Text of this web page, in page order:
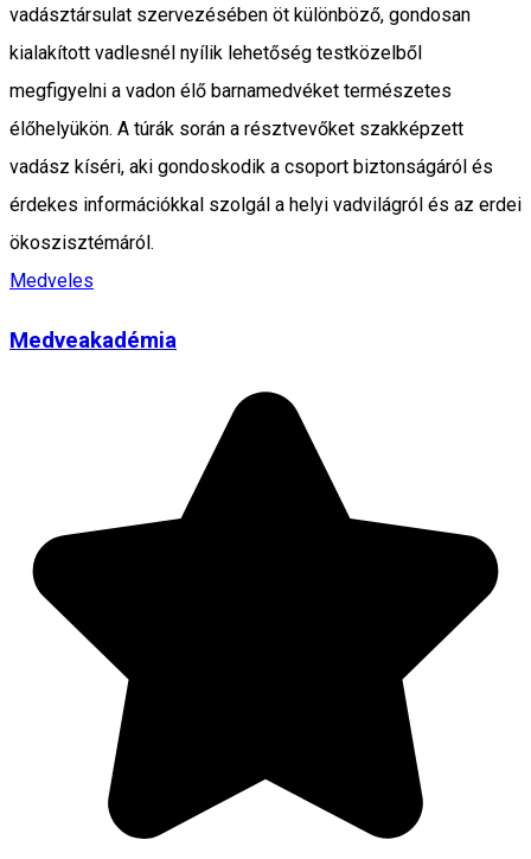
vadásztársulat szervezésében öt különböző, gondosan
kialakított vadlesnél nyílik lehetőség testközelből
megfigyelni a vadon élő barnamedvéket természetes
élőhelyükön. A túrák során a résztvevőket szakképzett
vadász kíséri, aki gondoskodik a csoport biztonságáról és
érdekes információkkal szolgál a helyi vadvilágról és az erdei
ökoszisztémáról.
Medveles
Medveakadémia